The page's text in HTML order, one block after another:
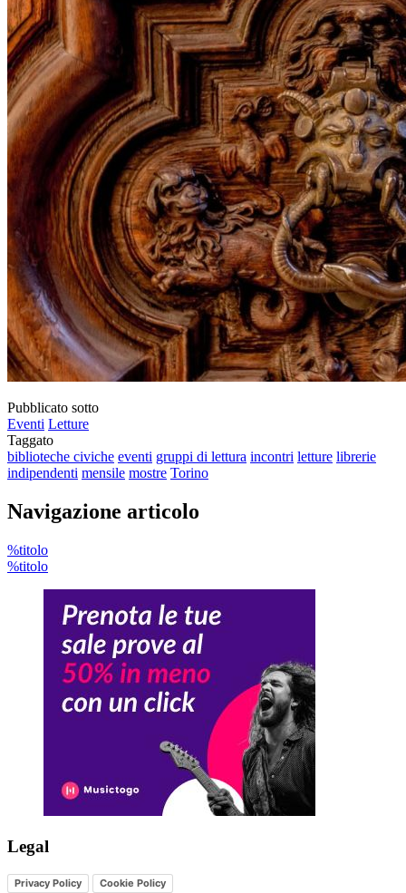
Pubblicato sotto
Eventi Letture
Taggato
biblioteche civiche eventi gruppi di lettura incontri letture librerie
indipendenti mensile mostre Torino
Navigazione articolo
%titolo
%titolo
Legal
Privacy Policy Cookie Policy